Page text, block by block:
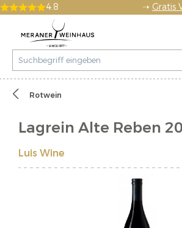
4.8 ➝ Gratis
Rotwein
Lagrein Alte Reben
Luis Wine